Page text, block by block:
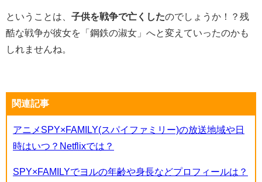
ということは、 子供を戦争で亡くしたのでしょうか！？残
酷な戦争が彼女を「鋼鉄の淑女」へと変えていったのかも
しれませんね。
関連記事
アニメSPY×FAMILY(スパイファミリー)の放送地域や日
時はいつ？Netflixでは？
SPY×FAMILYでヨルの年齢や身長などプロフィールは？